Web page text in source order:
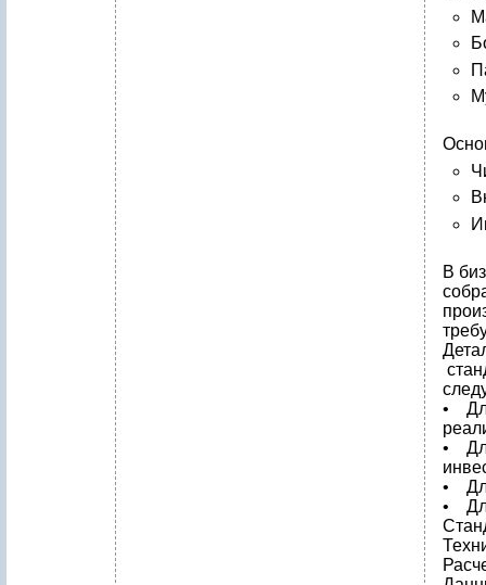
В
•
•
•
•